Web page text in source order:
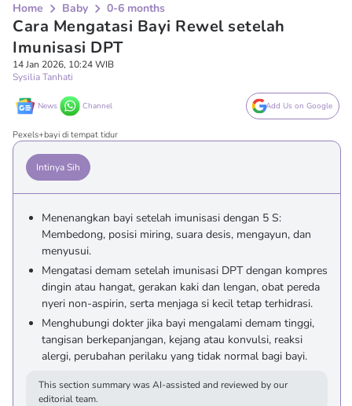
Home Baby 0-6 months
Cara Mengatasi Bayi Rewel setelah
Imunisasi DPT
14 Jan 2026, 10:24 WIB
Sysilia Tanhati
News Channel Add Us on Google
Pexels+bayi di tempat tidur
Intinya Sih
Menenangkan bayi setelah imunisasi dengan 5 S:
Membedong, posisi miring, suara desis, mengayun, dan
menyusui.
Mengatasi demam setelah imunisasi DPT dengan kompres
dingin atau hangat, gerakan kaki dan lengan, obat pereda
nyeri non-aspirin, serta menjaga si kecil tetap terhidrasi.
Menghubungi dokter jika bayi mengalami demam tinggi,
tangisan berkepanjangan, kejang atau konvulsi, reaksi
alergi, perubahan perilaku yang tidak normal bagi bayi.
This section summary was AI-assisted and reviewed by our
editorial team.